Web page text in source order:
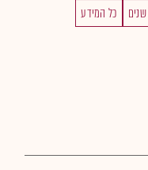
כל המידע